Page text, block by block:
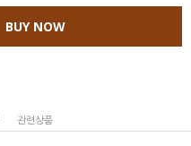
BUY NOW
관련상품